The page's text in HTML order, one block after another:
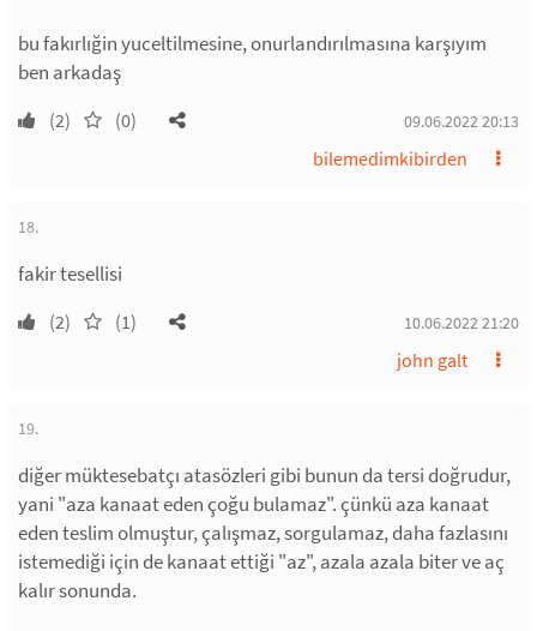
bu fakırlığin yuceltilmesine, onurlandırılmasına karşıyım
ben arkadaş
(2) (0) 09.06.2022 20:13
bilemedimkibirden
18.
fakir tesellisi
(2) (1) 10.06.2022 21:20
john galt
19.
diğer müktesebatçı atasözleri gibi bunun da tersi doğrudur,
yani "aza kanaat eden çoğu bulamaz". çünkü aza kanaat
eden teslim olmuştur, çalışmaz, sorgulamaz, daha fazlasını
istemediği için de kanaat ettiği "az", azala azala biter ve aç
kalır sonunda.